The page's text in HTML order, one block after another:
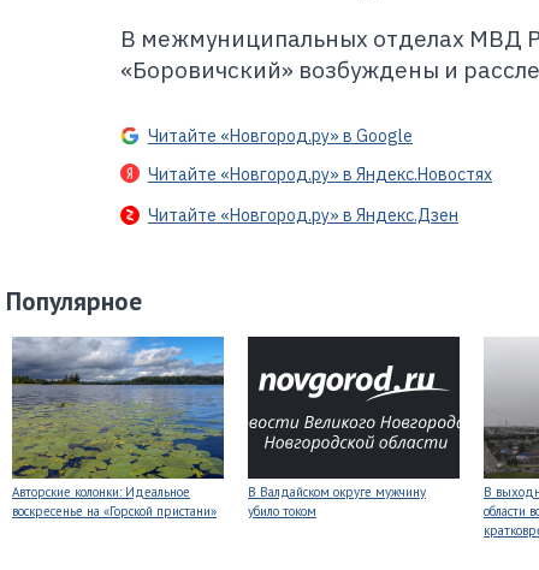
В межмуниципальных отделах МВД
«Боровичский» возбуждены и
Читайте «Новгород.ру» в Google
Читайте «Новгород.ру» в Яндекс.Новостях
Читайте «Новгород.ру» в Яндекс.Дзен
Популярное
Авторские колонки: Идеальное
воскресенье на «Горской пристани»
В Валдайском округе мужчину
убило током
В
области